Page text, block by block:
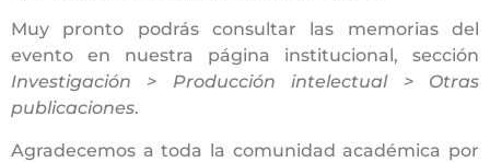
Muy pronto podrás consultar las memorias del
evento en nuestra página institucional, sección
Investigación > Producción intelectual > Otras
publicaciones.
Agradecemos a toda la comunidad académica por